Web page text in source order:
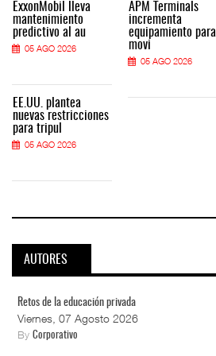
ExxonMobil lleva
mantenimiento
predictivo al au
05 AGO 2026
EE.UU. plantea
nuevas restricciones
para tripul
05 AGO 2026
APM Terminals
incrementa
equipamiento para
movi
05 AGO 2026
AUTORES
Retos de la educación privada
Viernes, 07 Agosto 2026
By Corporativo